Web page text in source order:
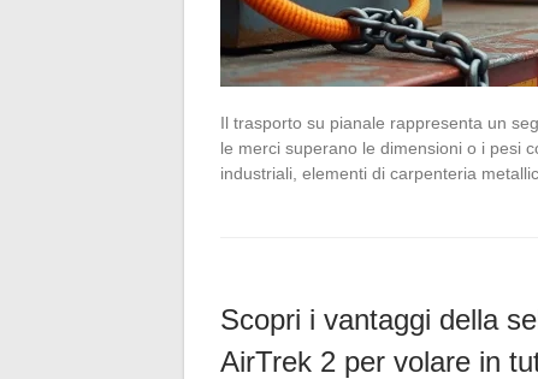
Il trasporto su pianale rappresenta un
le merci superano le dimensioni o i pesi
industriali, elementi di carpenteria
Scopri i vantaggi della
AirTrek 2 per volare in